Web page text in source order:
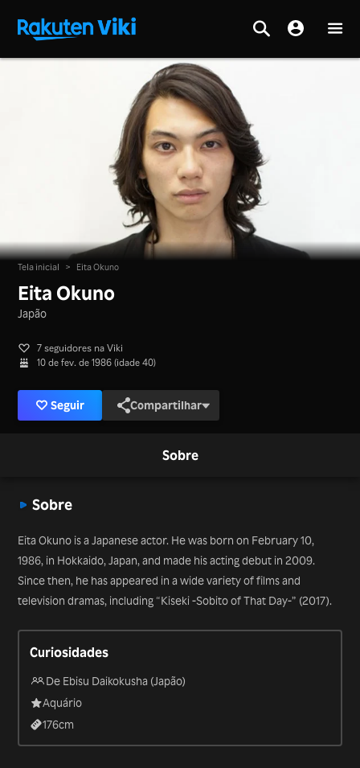
Tela inicial > Eita Okuno
Eita Okuno
Japão
7 seguidores na Viki
10 de fev. de 1986 (idade 40)
Seguir Compartilhar
Sobre
Sobre
Eita Okuno is a Japanese actor. He was born on February 10,
1986, in Hokkaido, Japan, and made his acting debut in 2009.
Since then, he has appeared in a wide variety of films and
television dramas, including “Kiseki -Sobito of That Day-” (2017).
Curiosidades
De Ebisu Daikokusha (Japão)
Aquário
176cm